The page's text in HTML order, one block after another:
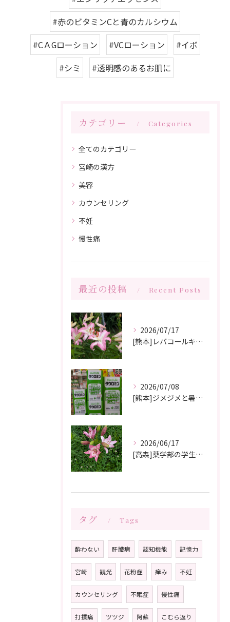
#赤のビタミンCと青のカルシウム
#CＡGローション
#VCローション
#イボ
#シミ
#透明感のあるお肌に
カテゴリー Categories
全てのカテゴリー
宮崎の漢方
美容
カウンセリング
不妊
慢性痛
最近の投稿 Recent Posts
2026/07/17
[熊本]レバコールキャンペーン＆ガチャガチャ抽選会やっています‼️
2026/07/08
[熊本]ジメジメと暑い夏痒くてたまらない、皮膚炎が治らない、蕁麻疹が出やすくて悩んでいる方いませんか⁉️タウロミン錠でいつの間にか治ってしまったと大好評です💞
2026/06/17
[高森]薬学部の学生さんが薬局製剤の実習にきてくれました✨桂枝茯苓丸つくり楽しかった!と帰って行きました☺️
タグ Tags
酔わない 肝臓病 認知機能 記憶力
宮崎 観光 花粉症 痒み 不妊
カウンセリング 不眠症 慢性痛
打撲痛 ツツジ 阿蘇 こむら返り